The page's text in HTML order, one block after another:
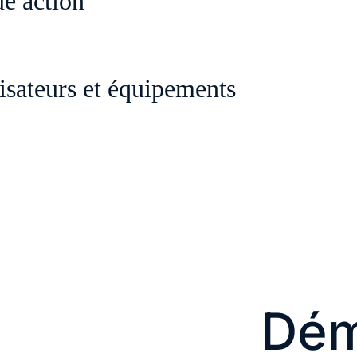
outils de sécurité. Cette solution offre
la préparation, la détection,
note de travail à la mise en œuvre
et équipements
et équipements pour
pour évaluer l'état de la sécurité